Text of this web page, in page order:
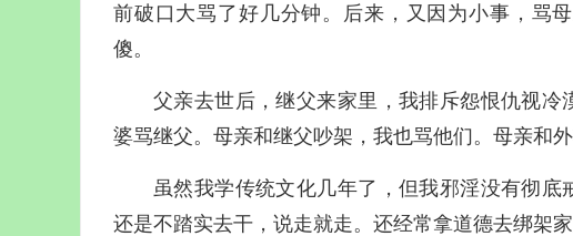
前破口大骂了好几分钟。后来，又因为小事，骂
傻。
父亲去世后，继父来家里，我排斥怨恨仇视
婆骂继父。母亲和继父吵架，我也骂他们。母亲和
虽然我学传统文化几年了，但我邪淫没有彻
还是不踏实去干，说走就走。还经常拿道德去绑架家